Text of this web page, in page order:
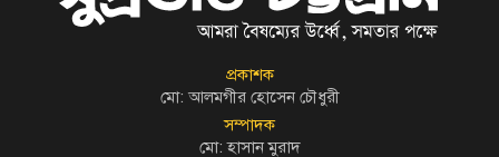
প্রকাশক
মো: আলমগীর হোসেন চৌধুরী
সম্পাদক
মো: হাসান মুরাদ